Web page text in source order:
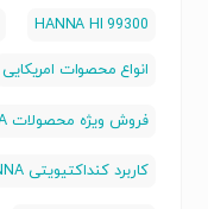
HANNA HI 99300
انواع محصوات امریکایی
فروش ویژه محصولات HANNA
کاربرد کنداکتیویتی HANNA